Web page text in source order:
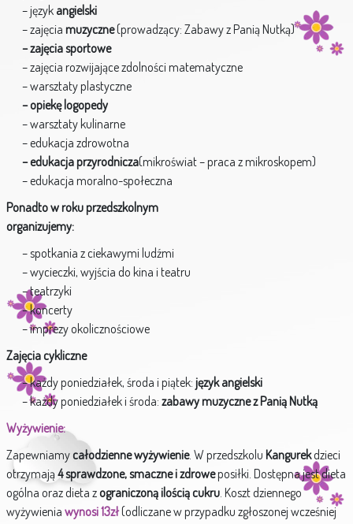
– język angielski
– zajęcia muzyczne(prowadzący: Zabawy z Panią Nutką)
– zajęcia sportowe
– zajęcia rozwijające zdolności matematyczne
– warsztaty plastyczne
– opiekę logopedy
– warsztaty kulinarne
– edukacja zdrowotna
– edukacja przyrodnicza(mikroświat – praca z mikroskopem)
– edukacja moralno-społeczna
Ponadto w roku przedszkolnym
organizujemy:
– spotkania z ciekawymi ludźmi
– wycieczki, wyjścia do kina i teatru
– teatrzyki
– koncerty
– imprezy okolicznościowe
Zajęcia cykliczne
– każdy poniedziałek, środa i piątek: język angielski
– każdy poniedziałek i środa: zabawy muzyczne z Panią Nutką
Wyżywienie:
Zapewniamy całodzienne wyżywienie. W przedszkolu Kangurekdzieci
otrzymają 4 sprawdzone, smaczne i zdroweposiłki. Dostępna jest dieta
ogólna oraz dieta zograniczoną ilością cukru. Koszt dziennego
wyżywienia wynosi 13zł(odliczane w przypadku zgłoszonej wcześniej